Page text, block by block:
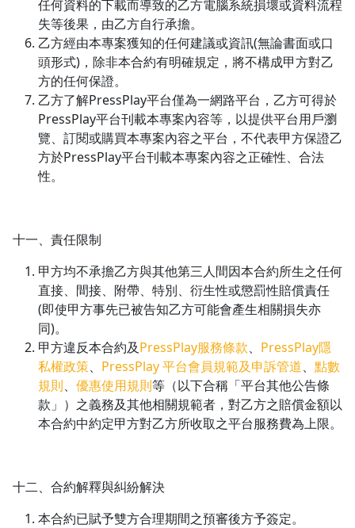
任何資料的下載而導致的乙方電腦系統損壞或資料流程
失等後果，由乙方自行承擔。
乙方經由本專案獲知的任何建議或資訊(無論書面或口
頭形式)，除非本合約有明確規定，將不構成甲方對乙
方的任何保證。
乙方了解PressPlay平台僅為一網路平台，乙方可得於
PressPlay平台刊載本專案內容等，以提供平台用戶瀏
覽、訂閱或購買本專案內容之平台，不代表甲方保證乙
方於PressPlay平台刊載本專案內容之正確性、合法
性。
十一、責任限制
甲方均不承擔乙方與其他第三人間因本合約所生之任何
直接、間接、附帶、特別、衍生性或懲罰性賠償責任
(即使甲方事先已被告知乙方可能會產生相關損失亦
同)。
甲方違反本合約及PressPlay服務條款、 PressPlay隱
私權政策、 PressPlay 平台會員規範及申訴管道、 點數
規則、 優惠使用規則等（以下合稱「平台其他公告條
款」）之義務及其他相關規範者，對乙方之賠償金額以
本合約中約定甲方對乙方所收取之平台服務費為上限。
十二、合約解釋與糾紛解決
本合約已賦予雙方合理期間之預審後方予簽定。